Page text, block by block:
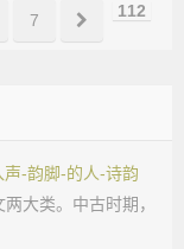
7 112
-韵脚-的人-诗韵
大类。中古时期，